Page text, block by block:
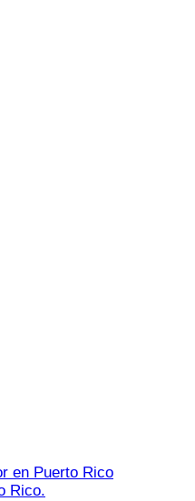
en Puerto Rico
Rico.